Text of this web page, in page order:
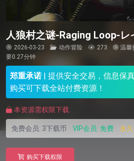
人狼村之谜-Raging Loop-レ
2026-03-23 动作冒险 273
温馨
要0.27分钟
郑重承诺 | 提供安全交易，信息保
购买可下载全站付费资源！
本资源需权限下载
免费会员: 3下载币 VIP会员: 免费 永
购买下载权限